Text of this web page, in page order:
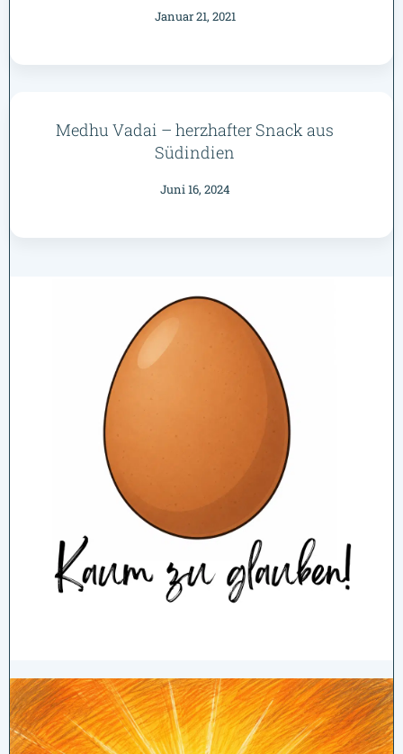
Januar 21, 2021
Medhu Vadai – herzhafter Snack aus
Südindien
Juni 16, 2024